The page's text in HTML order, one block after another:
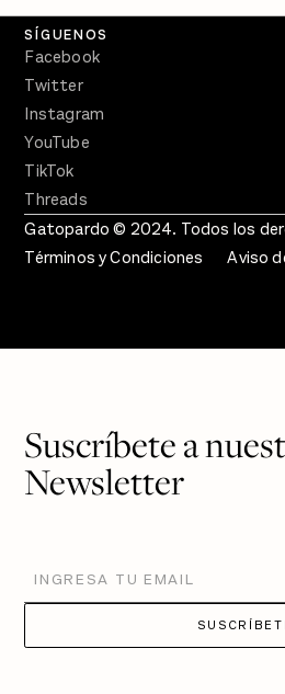
SÍGUENOS
Facebook
Twitter
Instagram
YouTube
TikTok
Threads
Gatopardo © 2024. Todos los
Términos y Condiciones
Aviso
Suscríbete a
Newsletter